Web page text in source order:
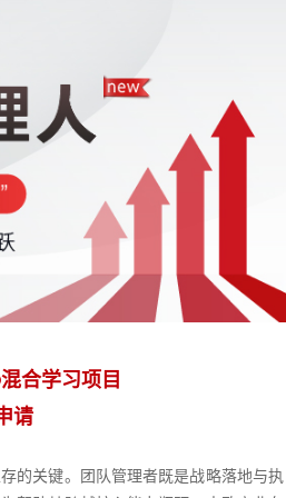
合学习项目
请
的关键。团队管理者既是战略落地与执